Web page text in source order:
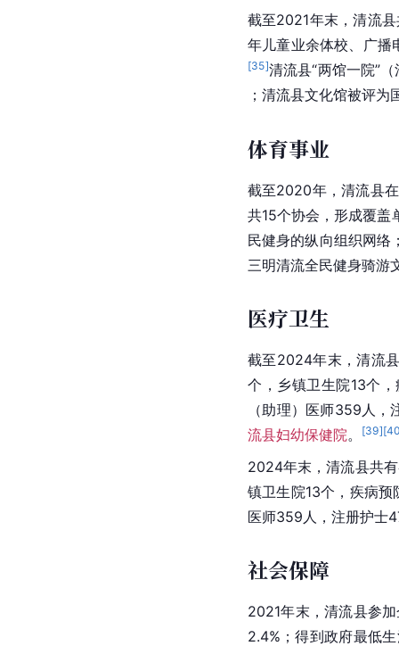
截至2021年末，清流
年儿童业余体校、广播
[35]清流县“两馆一院”
；清流县文化馆被评为
体育事业
截至2020年，清流县
共15个协会，形成覆盖
民健身的纵向组织网
三明清流全民健身骑游
医疗卫生
截至2024年末，清流
个，乡镇卫生院13个
（助理）医师359人
流县妇幼保健院。 [39][
2024年末，清流县共
镇卫生院13个，疾病预
医师359人，注册护士
社会保障
2021年末，清流县参
2.4%；得到政府最低